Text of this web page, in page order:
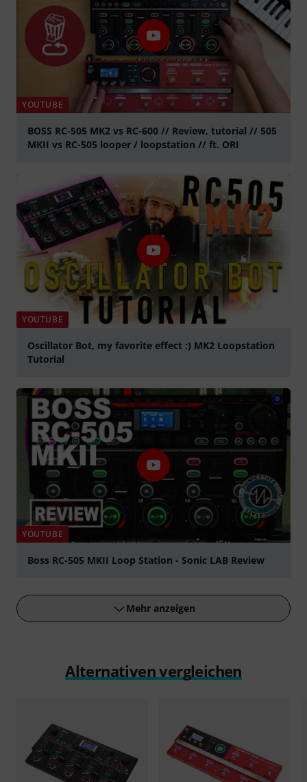
YOUTUBE
BOSS RC-505 MK2 vs RC-600 // Review, tutorial // 505
MKII vs RC-505 looper / loopstation // ft. ORI
YOUTUBE
Oscillator Bot, my favorite effect :) MK2 Loopstation
Tutorial
YOUTUBE
Boss RC-505 MKII Loop Station - Sonic LAB Review
Mehr anzeigen
Alternativen vergleichen